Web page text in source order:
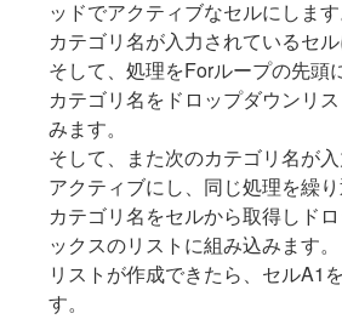
ッドでアクティブなセルにしま
カテゴリ名が入力されているセル
そして、処理をForループの先頭
カテゴリ名をドロップダウンリ
みます。
そして、また次のカテゴリ名が
アクティブにし、同じ処理を繰
カテゴリ名をセルから取得しド
ックスのリストに組み込みます。
リストが作成できたら、セルA1
す。